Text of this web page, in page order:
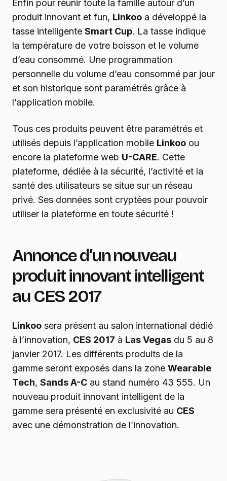
Enfin pour réunir toute la famille autour d’un
produit innovant et fun, Linkoo a développé la
tasse intelligente Smart Cup. La tasse indique
la température de votre boisson et le volume
d’eau consommé. Une programmation
personnelle du volume d’eau consommé par jour
et son historique sont paramétrés grâce à
l’application mobile.
Tous ces produits peuvent être paramétrés et
utilisés depuis l’application mobile Linkoo ou
encore la plateforme web U-CARE. Cette
plateforme, dédiée à la sécurité, l’activité et la
santé des utilisateurs se situe sur un réseau
privé. Ses données sont cryptées pour pouvoir
utiliser la plateforme en toute sécurité !
Annonce d’un nouveau
produit innovant intelligent
au CES 2017
Linkoo sera présent au salon international dédié
à l’innovation, CES 2017 à Las Vegas du 5 au 8
janvier 2017. Les différents produits de la
gamme seront exposés dans la zone Wearable
Tech, Sands A-C au stand numéro 43 555. Un
nouveau produit innovant intelligent de la
gamme sera présenté en exclusivité au CES
avec une démonstration de l’innovation.